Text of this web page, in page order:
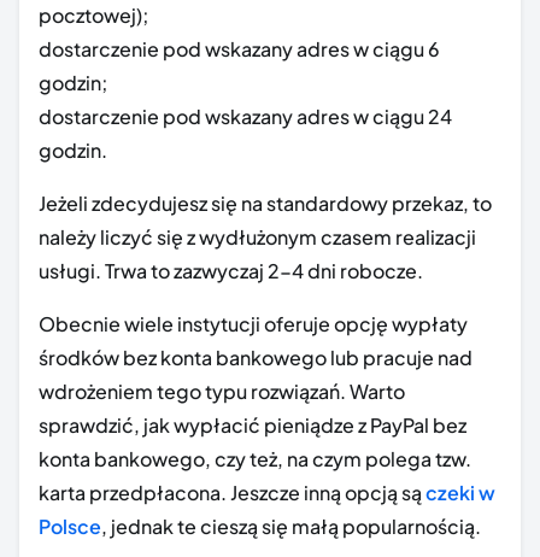
pocztowej);
dostarczenie pod wskazany adres w ciągu 6
godzin;
dostarczenie pod wskazany adres w ciągu 24
godzin.
Jeżeli zdecydujesz się na standardowy przekaz, to
należy liczyć się z wydłużonym czasem realizacji
usługi. Trwa to zazwyczaj 2-4 dni robocze.
Obecnie wiele instytucji oferuje opcję wypłaty
środków bez konta bankowego lub pracuje nad
wdrożeniem tego typu rozwiązań. Warto
sprawdzić, jak wypłacić pieniądze z PayPal bez
konta bankowego, czy też, na czym polega tzw.
karta przedpłacona. Jeszcze inną opcją sączeki w
Polsce, jednak te cieszą się małą popularnością.